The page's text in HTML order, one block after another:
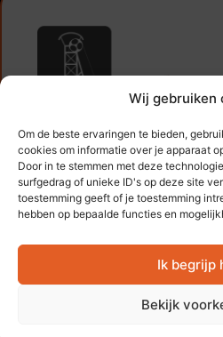
Wij gebruiken
Om de beste ervaringen te bieden,
cookies om informatie over je apparaat
Door in te stemmen met deze
surfgedrag of unieke ID's op deze site
toestemming geeft of je toestemming
hebben op bepaalde functies en
Ik begrijp
Bekijk
6162 AL Geleen
+31 631 911 911
info@automijnstreek.nl